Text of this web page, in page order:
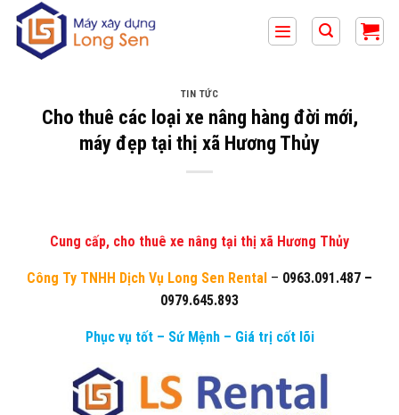
qua
TIN TỨC
Cho thuê các loại xe nâng hàng đời mới,
máy đẹp tại thị xã Hương Thủy
Cung cấp, cho thuê xe nâng tại thị xã Hương Thủy
Công Ty TNHH Dịch Vụ Long Sen Rental – 0963.091.487 –
0979.645.893
Phục vụ tốt – Sứ Mệnh – Giá trị cốt lõi